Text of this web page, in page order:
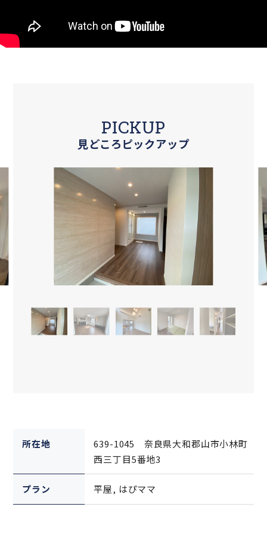
PICKUP
見どころピックアップ
所在地
639-1045 奈良県大和郡山市小林町
西三丁目5番地3
プラン 平屋, はぴママ